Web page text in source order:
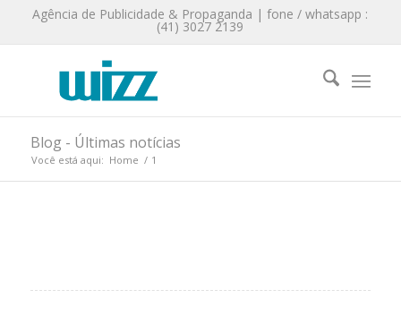
Agência de Publicidade & Propaganda | fone / whatsapp :
(41) 3027 2139
Blog - Últimas notícias
Você está aqui: Home / 1